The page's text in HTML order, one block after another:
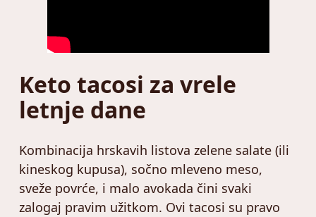
Keto tacosi za vrele
letnje dane
Kombinacija hrskavih listova zelene salate (ili
kineskog kupusa), sočno mleveno meso,
sveže povrće, i malo avokada čini svaki
zalogaj pravim užitkom. Ovi tacosi su pravo